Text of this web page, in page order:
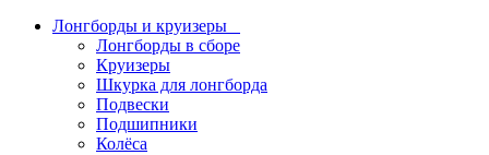
Лонгборды и круизеры
Лонгборды в сборе
Круизеры
Шкурка для лонгборда
Подвески
Подшипники
Колёса